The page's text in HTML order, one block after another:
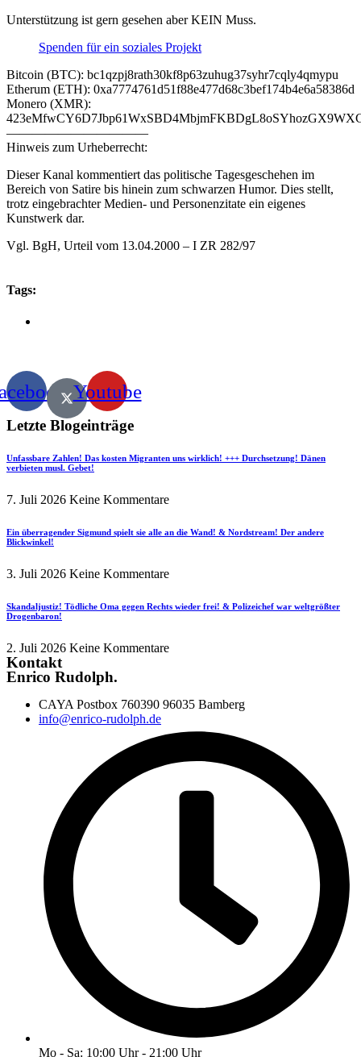
Unterstützung ist gern gesehen aber KEIN Muss.
Spenden für ein soziales Projekt
Bitcoin (BTC): bc1qzpj8rath30kf8p63zuhug37syhr7cqly4qmypu
Etherum (ETH): 0xa7774761d51f88e477d68c3bef174b4e6a58386d
Monero (XMR):
———————————
Hinweis zum Urheberrecht:
Dieser Kanal kommentiert das politische Tagesgeschehen im
Bereich von Satire bis hinein zum schwarzen Humor. Dies stellt,
trotz eingebrachter Medien- und Personenzitate ein eigenes
Kunstwerk dar.
Vgl. BgH, Urteil vom 13.04.2000 – I ZR 282/97
Tags:
Youtube
Letzte Blogeinträge
Unfassbare Zahlen! Das kosten Migranten uns wirklich! +++ Durchsetzung! Dänen
verbieten musl. Gebet!
7. Juli 2026 Keine Kommentare
Ein überragender Sigmund spielt sie alle an die Wand! & Nordstream! Der andere
Blickwinkel!
3. Juli 2026 Keine Kommentare
Skandaljustiz! Tödliche Oma gegen Rechts wieder frei! & Polizeichef war weltgrößter
Drogenbaron!
2. Juli 2026 Keine Kommentare
Kontakt
Enrico Rudolph.
CAYA Postbox 760390 96035 Bamberg
info@enrico-rudolph.de
Mo - Sa: 10:00 Uhr - 21:00 Uhr